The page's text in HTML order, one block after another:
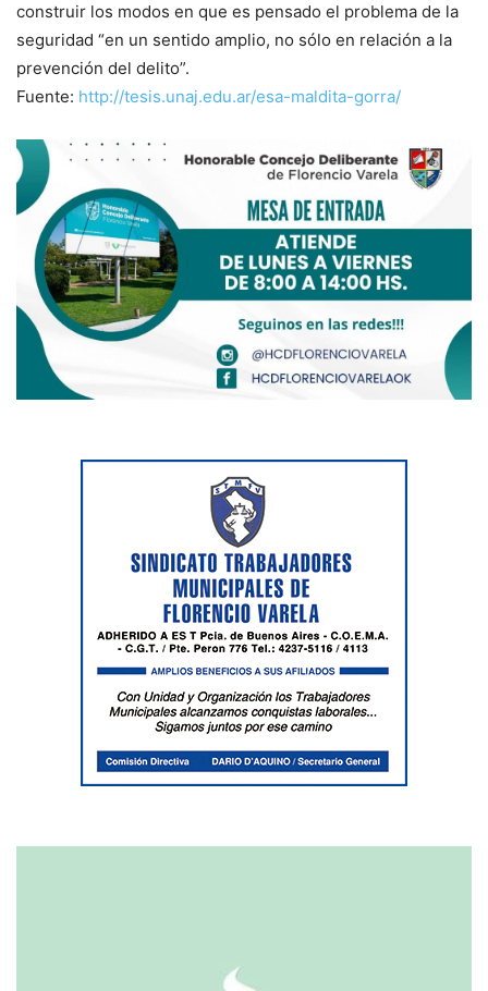
construir los modos en que es pensado el problema de la
seguridad “en un sentido amplio, no sólo en relación a la
prevención del delito”.
Fuente: http://tesis.unaj.edu.ar/esa-maldita-gorra/